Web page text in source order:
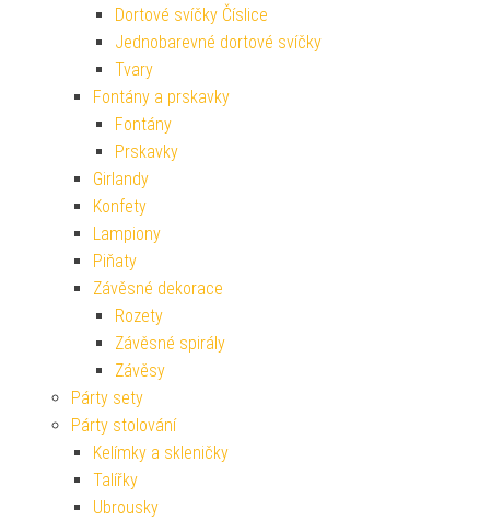
Dortové svíčky Číslice
Jednobarevné dortové svíčky
Tvary
Fontány a prskavky
Fontány
Prskavky
Girlandy
Konfety
Lampiony
Piňaty
Závěsné dekorace
Rozety
Závěsné spirály
Závěsy
Párty sety
Párty stolování
Kelímky a skleničky
Talířky
Ubrousky